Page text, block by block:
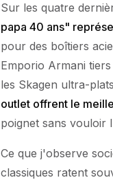
Sur les quatre
papa 40 ans"
pour des boîtiers
Emporio Armani
les Skagen ultra-
outlet offrent le
poignet sans vouloir
Ce que j'observe
classiques ratent